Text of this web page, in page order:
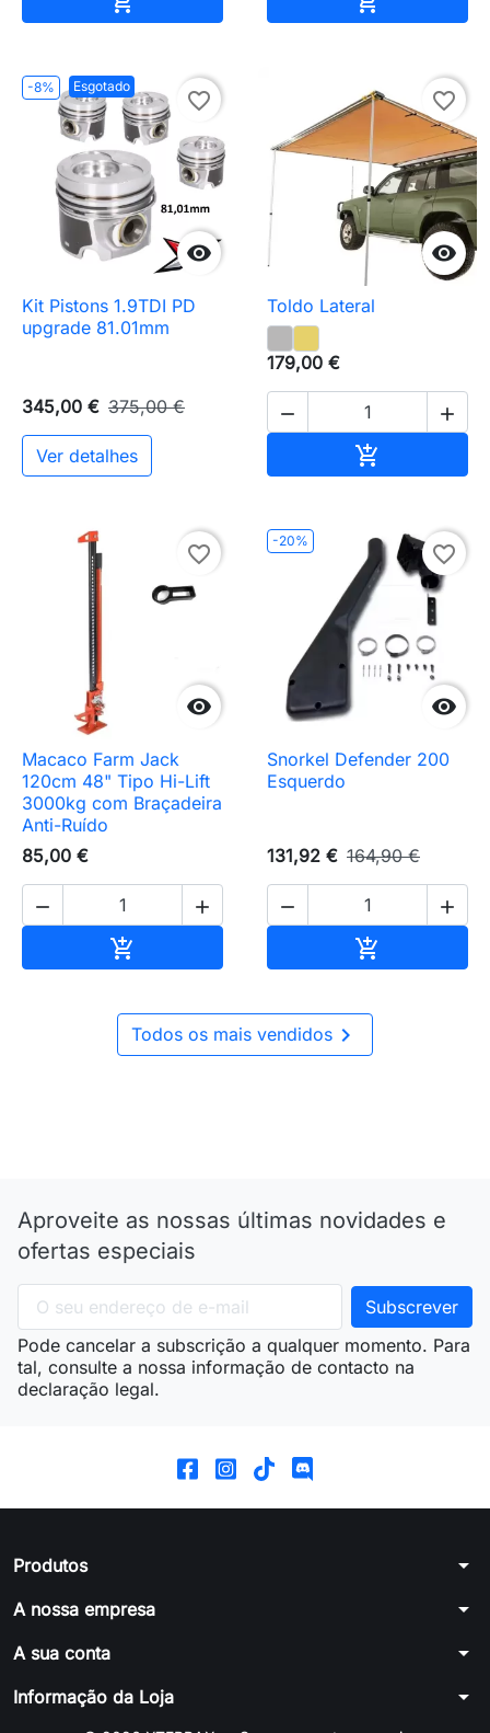
-8% Esgotado

favorite_border
Kit Pistons 1.9TDI PD
upgrade 81.01mm
345,00 € 375,00 €
Ver detalhes

favorite_border
Toldo Lateral
179,00 €
 


favorite_border
Macaco Farm Jack
120cm 48" Tipo Hi-Lift
3000kg com Braçadeira
Anti-Ruído
85,00 €
 

-20%

favorite_border
Snorkel Defender 200
Esquerdo
131,92 € 164,90 €
 

Todos os mais vendidos 
Aproveite as nossas últimas novidades e
ofertas especiais
Pode cancelar a subscrição a qualquer momento. Para
tal, consulte a nossa informação de contacto na
declaração legal.
Produtos arrow_drop_down
A nossa empresa arrow_drop_down
A sua conta arrow_drop_down
Informação da Loja arrow_drop_down